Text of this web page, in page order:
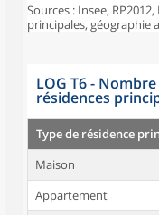
Sources : Insee,
principales, géographie
LOG T6 -
résidences
Type de résidence
Maison
Appartement